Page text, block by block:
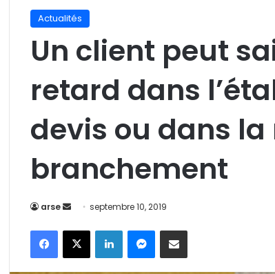
Actualités
Un client peut
retard dans
devis ou dans la
branchement
arse
Envoyer
courriel
septembre 10, 2019
Facebook
X LinkedinMessenger
Partager par email